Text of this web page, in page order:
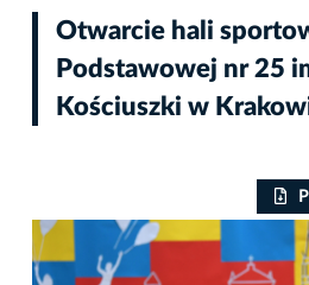
Otwarcie hali
Podstawowej nr 25
Kościuszki w